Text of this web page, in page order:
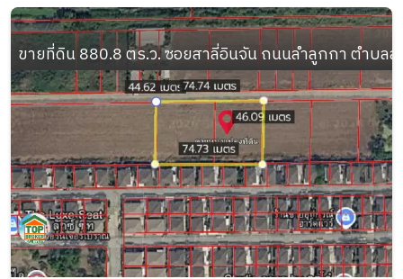
ขายที่ดิน 880.8 ตร.ว. ซอยสาลี่อินจัน ถนนลำลูกกา ตำบล